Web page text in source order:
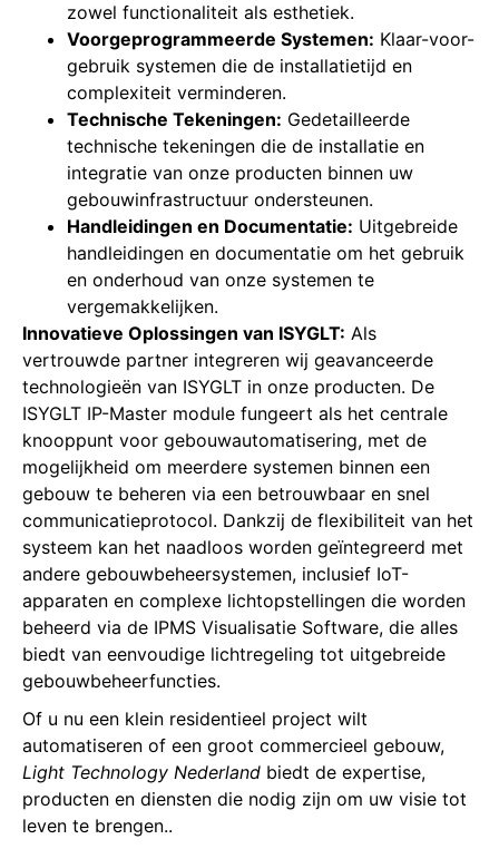
zowel functionaliteit als esthetiek.
Voorgeprogrammeerde Systemen: Klaar-voor-
gebruik systemen die de installatietijd en
complexiteit verminderen.
Technische Tekeningen: Gedetailleerde
technische tekeningen die de installatie en
integratie van onze producten binnen uw
gebouwinfrastructuur ondersteunen.
Handleidingen en Documentatie: Uitgebreide
handleidingen en documentatie om het gebruik
en onderhoud van onze systemen te
vergemakkelijken.
Innovatieve Oplossingen van ISYGLT: Als
vertrouwde partner integreren wij geavanceerde
technologieën van ISYGLT in onze producten. De
ISYGLT IP-Master module fungeert als het centrale
knooppunt voor gebouwautomatisering, met de
mogelijkheid om meerdere systemen binnen een
gebouw te beheren via een betrouwbaar en snel
communicatieprotocol. Dankzij de flexibiliteit van het
systeem kan het naadloos worden geïntegreerd met
andere gebouwbeheersystemen, inclusief IoT-
apparaten en complexe lichtopstellingen die worden
beheerd via de IPMS Visualisatie Software, die alles
biedt van eenvoudige lichtregeling tot uitgebreide
gebouwbeheerfuncties.
Of u nu een klein residentieel project wilt
automatiseren of een groot commercieel gebouw,
Light Technology Nederland biedt de expertise,
producten en diensten die nodig zijn om uw visie tot
leven te brengen..